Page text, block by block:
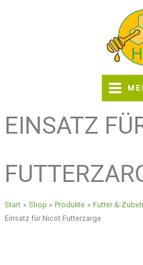
EINSATZ
Start Shop Produkte Futter &
Einsatz für Nicot Futterzarge